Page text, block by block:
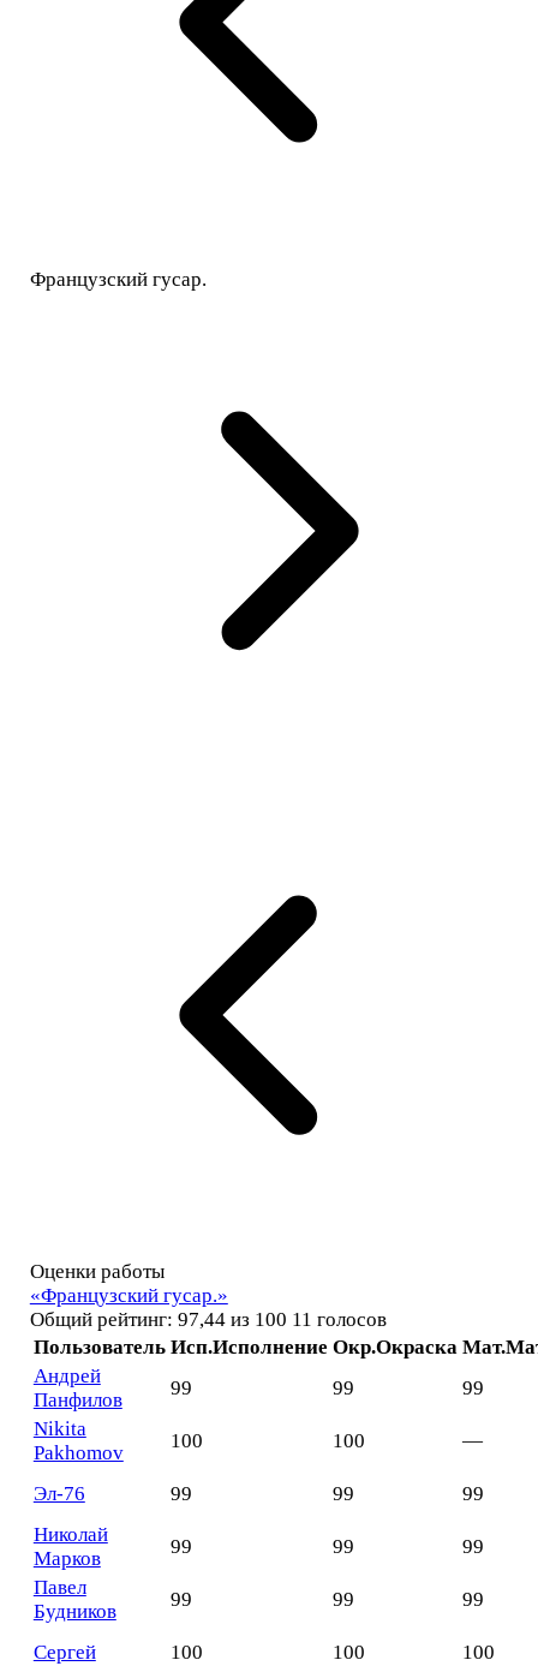
Французский гусар.
Оценки работы
«Французский гусар.»
Общий рейтинг: 97,44 из 100 11 голосов
Пользователь Исп.Исполнение Окр.Окраска Мат.
Андрей
Панфилов
99 99
99
Nikita
Pakhomov
100 100 —
Эл-76 99 99
99
Николай
Марков
99 99
99
Павел
Будников
99 99 99
Сергей 100 100
100